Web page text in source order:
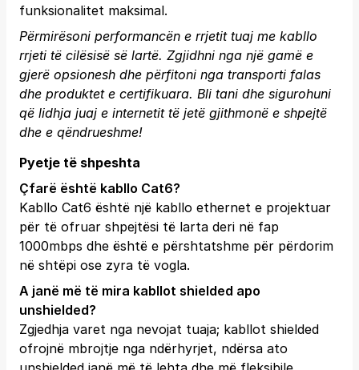
funksionalitet maksimal.
Përmirësoni performancën e rrjetit tuaj me kabllo
rrjeti të cilësisë së lartë. Zgjidhni nga një gamë e
gjerë opsionesh dhe përfitoni nga transporti falas
dhe produktet e certifikuara. Bli tani dhe sigurohuni
që lidhja juaj e internetit të jetë gjithmonë e shpejtë
dhe e qëndrueshme!
Pyetje të shpeshta
Çfarë është kabllo Cat6?
Kabllo Cat6 është një kabllo ethernet e projektuar
për të ofruar shpejtësi të larta deri në fap
1000mbps dhe është e përshtatshme për përdorim
në shtëpi ose zyra të vogla.
A janë më të mira kabllot shielded apo
unshielded?
Zgjedhja varet nga nevojat tuaja; kabllot shielded
ofrojnë mbrojtje nga ndërhyrjet, ndërsa ato